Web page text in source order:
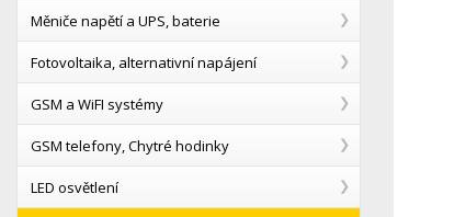
Měniče napětí a UPS, baterie
Fotovoltaika, alternativní napájení
GSM a WiFI systémy
GSM telefony, Chytré hodinky
LED osvětlení